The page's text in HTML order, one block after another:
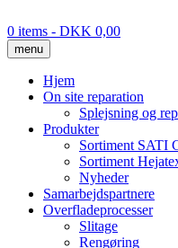
to
content
0 items - DKK 0,00
menu
Hjem
On site reparation
Splejsning og
Produkter
Sortiment SATI
Sortiment
Nyheder
Samarbejdspartnere
Overfladeprocesser
Slitage
Rengøring